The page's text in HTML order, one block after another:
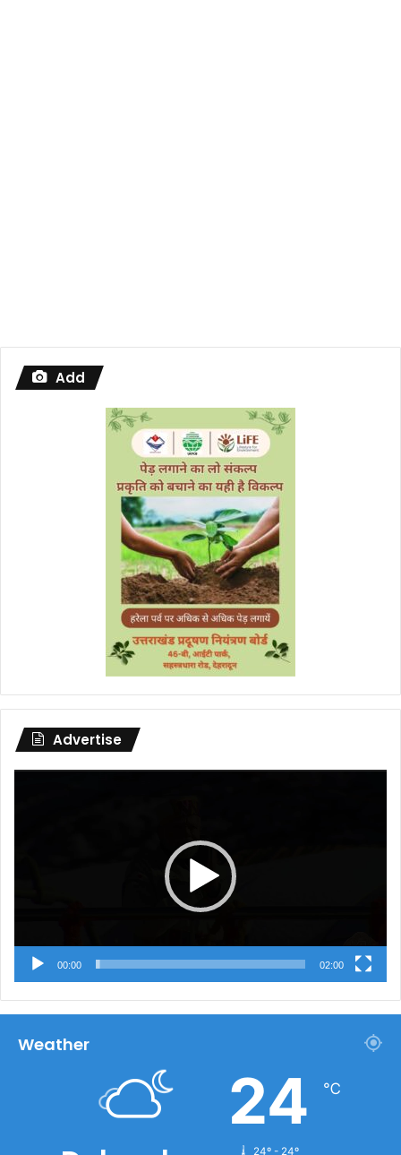
Add
Advertise
00:00 02:00
Weather
24 ℃
24º - 24º